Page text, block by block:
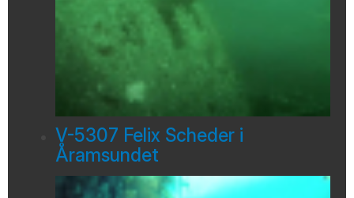
V-5307 Felix Scheder i
Åramsundet